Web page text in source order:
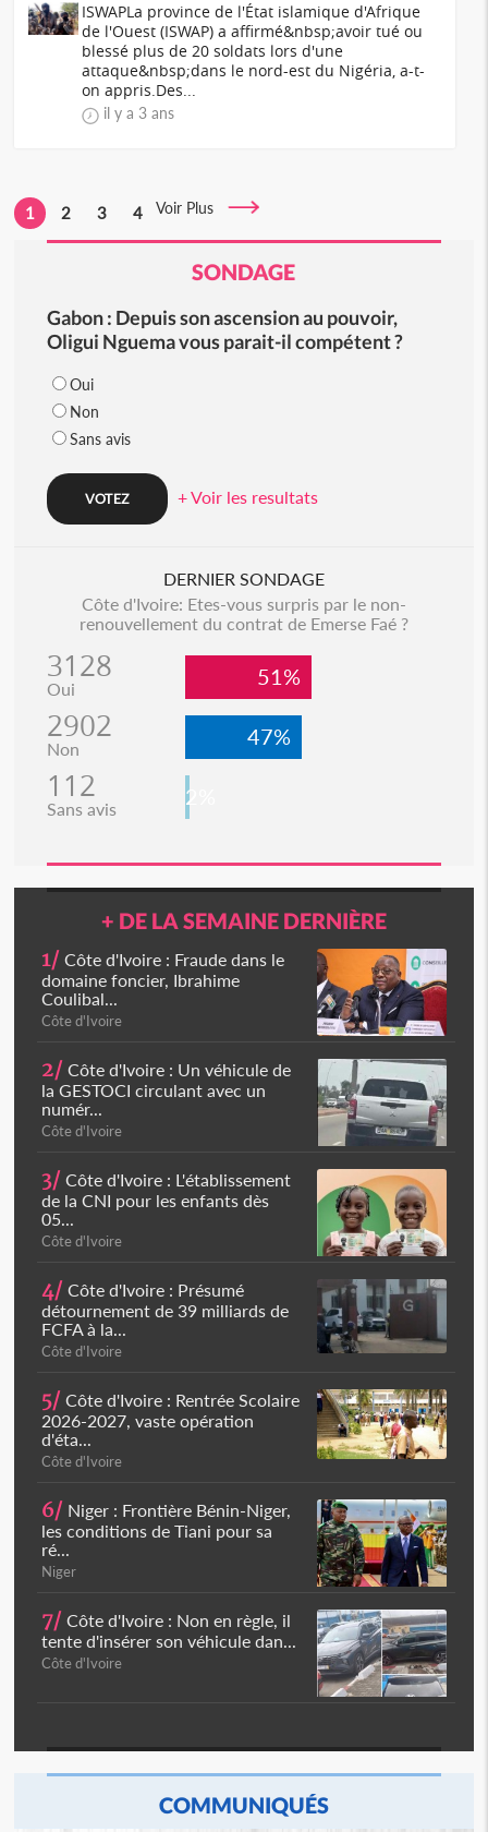
ISWAPLa province de l'État islamique d'Afrique
de l'Ouest (ISWAP) a affirmé&nbsp;avoir tué ou
blessé plus de 20 soldats lors d'une
attaque&nbsp;dans le nord-est du Nigéria, a-t-
on appris.Des...
il y a 3 ans
1 2 3 4 Voir Plus
SONDAGE
Gabon : Depuis son ascension au pouvoir,
Oligui Nguema vous parait-il compétent ?
Oui
Non
Sans avis
+ Voir les resultats
DERNIER SONDAGE
Côte d'Ivoire: Etes-vous surpris par le non-
renouvellement du contrat de Emerse Faé ?
3128
Oui 51%
2902
Non 47%
112
Sans avis 2%
+ DE LA SEMAINE DERNIÈRE
1/ Côte d'Ivoire : Fraude dans le
domaine foncier, Ibrahime
Coulibal...
Côte d'Ivoire
2/ Côte d'Ivoire : Un véhicule de
la GESTOCI circulant avec un
numér...
Côte d'Ivoire
3/ Côte d'Ivoire : L'établissement
de la CNI pour les enfants dès
05...
Côte d'Ivoire
4/ Côte d'Ivoire : Présumé
détournement de 39 milliards de
FCFA à la...
Côte d'Ivoire
5/ Côte d'Ivoire : Rentrée Scolaire
2026-2027, vaste opération
d'éta...
Côte d'Ivoire
6/ Niger : Frontière Bénin-Niger,
les conditions de Tiani pour sa
ré...
Niger
7/ Côte d'Ivoire : Non en règle, il
tente d'insérer son véhicule dan...
Côte d'Ivoire
COMMUNIQUÉS